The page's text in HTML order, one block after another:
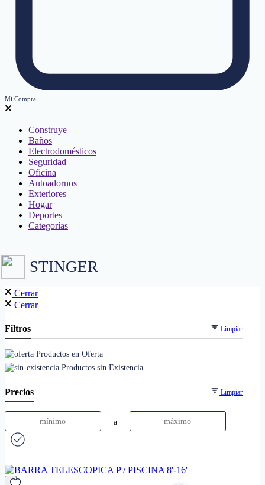
Mi Compra
Construye
Baños
Electrodomésticos
Seguridad
Oficina
Autoadornos
Exteriores
Hogar
Deportes
Categorías
STINGER
Cerrar
Cerrar
Filtros Limpiar
Productos en Oferta
Productos sin Existencia
Precios Limpiar
a